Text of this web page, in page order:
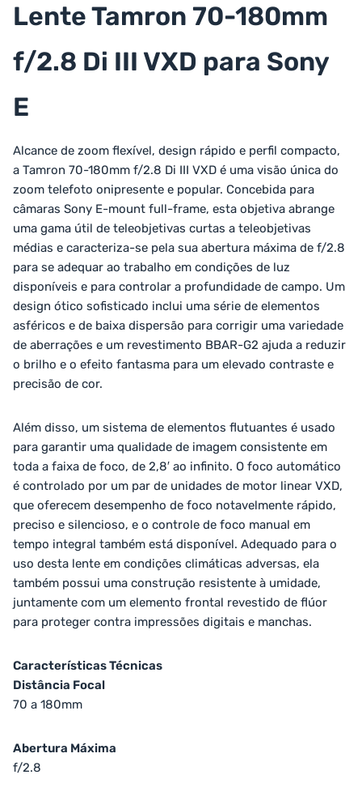
Lente Tamron 70-180mm
f/2.8 Di III VXD para Sony
E
Alcance de zoom flexível, design rápido e perfil compacto,
a Tamron 70-180mm f/2.8 Di III VXD é uma visão única do
zoom telefoto onipresente e popular. Concebida para
câmaras Sony E-mount full-frame, esta objetiva abrange
uma gama útil de teleobjetivas curtas a teleobjetivas
médias e caracteriza-se pela sua abertura máxima de f/2.8
para se adequar ao trabalho em condições de luz
disponíveis e para controlar a profundidade de campo. Um
design ótico sofisticado inclui uma série de elementos
asféricos e de baixa dispersão para corrigir uma variedade
de aberrações e um revestimento BBAR-G2 ajuda a reduzir
o brilho e o efeito fantasma para um elevado contraste e
precisão de cor.
Além disso, um sistema de elementos flutuantes é usado
para garantir uma qualidade de imagem consistente em
toda a faixa de foco, de 2,8′ ao infinito. O foco automático
é controlado por um par de unidades de motor linear VXD,
que oferecem desempenho de foco notavelmente rápido,
preciso e silencioso, e o controle de foco manual em
tempo integral também está disponível. Adequado para o
uso desta lente em condições climáticas adversas, ela
também possui uma construção resistente à umidade,
juntamente com um elemento frontal revestido de flúor
para proteger contra impressões digitais e manchas.
Características Técnicas
Distância Focal
70 a 180mm
Abertura Máxima
f/2.8